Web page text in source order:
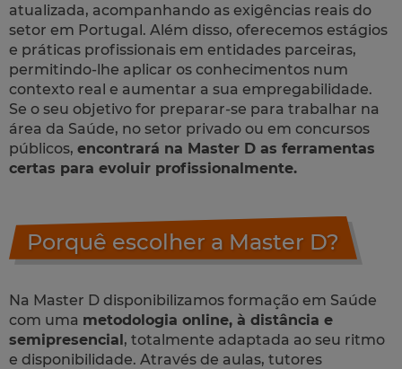
atualizada, acompanhando as exigências reais do
setor em Portugal. Além disso, oferecemos estágios
e práticas profissionais em entidades parceiras,
permitindo-lhe aplicar os conhecimentos num
contexto real e aumentar a sua empregabilidade.
Se o seu objetivo for preparar-se para trabalhar na
área da Saúde, no setor privado ou em concursos
públicos, encontrará na Master D as ferramentas
certas para evoluir profissionalmente.
Porquê escolher a Master D?
Na Master D disponibilizamos formação em Saúde
com uma metodologia online, à distância e
semipresencial, totalmente adaptada ao seu ritmo
e disponibilidade. Através de aulas, tutores